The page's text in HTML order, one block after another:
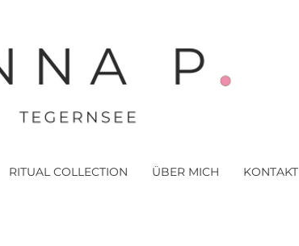
RITUAL COLLECTION ÜBER MICH KONTAKT